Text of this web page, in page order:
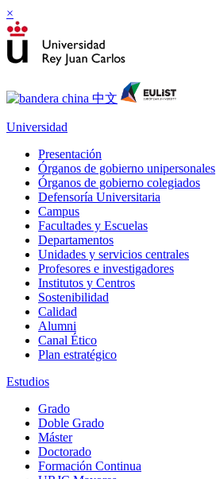
×
Universidad
Presentación
Órganos de gobierno unipersonales
Órganos de gobierno colegiados
Defensoría Universitaria
Campus
Facultades y Escuelas
Departamentos
Unidades y servicios centrales
Profesores e investigadores
Institutos y Centros
Sostenibilidad
Calidad
Alumni
Canal Ético
Plan estratégico
Estudios
Grado
Doble Grado
Máster
Doctorado
Formación Continua